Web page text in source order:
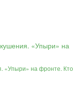
«Упыри» на фронте. Кто